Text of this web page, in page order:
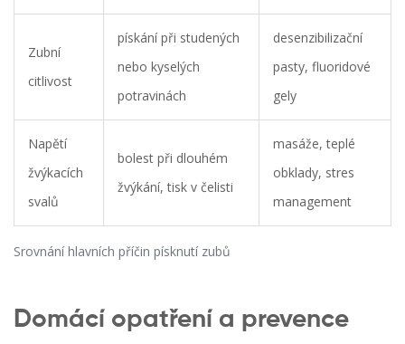
Srovnání hlavních příčin písknutí zubů
Zubní
citlivost
pískání při studených
nebo kyselých
potravinách
desenzibilizační
pasty, fluoridové
gely
Napětí
žvýkacích
svalů
bolest při dlouhém
žvýkání, tisk v čelisti
masáže, teplé
obklady, stres
management
Domácí opatření a prevence